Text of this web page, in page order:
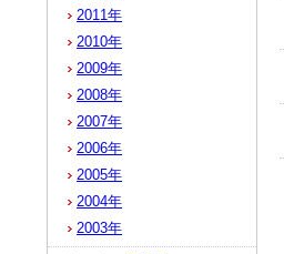
2011年
2010年
2009年
2008年
2007年
2006年
2005年
2004年
2003年